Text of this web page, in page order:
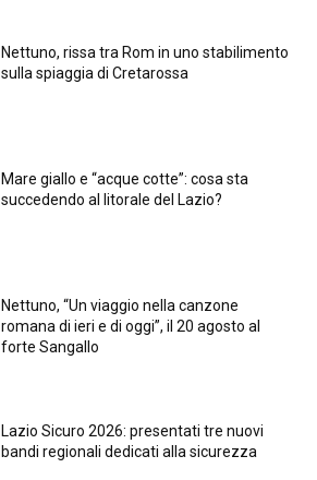
Nettuno, rissa tra Rom in uno stabilimento
sulla spiaggia di Cretarossa
Mare giallo e “acque cotte”: cosa sta
succedendo al litorale del Lazio?
Nettuno, “Un viaggio nella canzone
romana di ieri e di oggi”, il 20 agosto al
forte Sangallo
Lazio Sicuro 2026: presentati tre nuovi
bandi regionali dedicati alla sicurezza